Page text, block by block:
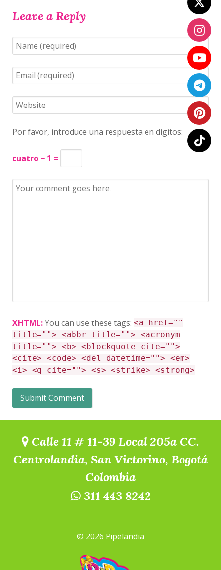
Leave a Reply
Por favor, introduce una respuesta en dígitos:
cuatro − 1 =
XHTML:You can use these tags: <a href=""
title=""> <abbr title=""> <acronym
title=""> <b> <blockquote cite="">
<cite> <code> <del datetime=""> <em>
<i> <q cite=""> <s> <strike> <strong>
Calle 11 # 11-39 Local 205a CC.
Centrolandia, San Victorino, Bogotá
Colombia
311 443 8242
© 2026 Pipelandia